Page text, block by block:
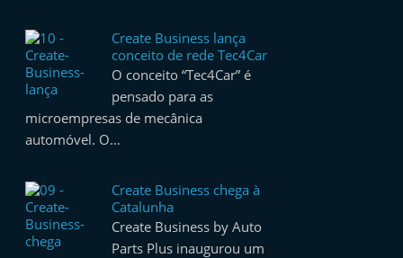
Create Business lança
conceito de rede Tec4Car
O conceito “Tec4Car” é
pensado para as
microempresas de mecânica
automóvel. O…
Create Business chega à
Catalunha
Create Business by Auto
Parts Plus inaugurou um